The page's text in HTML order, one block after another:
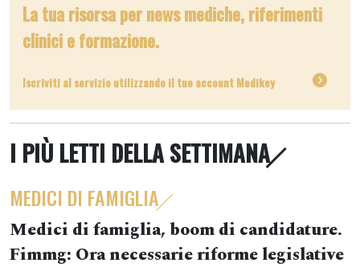
La tua risorsa per news mediche, riferimenti
clinici e formazione.
Iscriviti al servizio utilizzando il tuo account Medikey
I PIÙ LETTI DELLA SETTIMANA
MEDICI DI FAMIGLIA
Medici di famiglia, boom di candidature.
Fimmg: Ora necessarie riforme legislative